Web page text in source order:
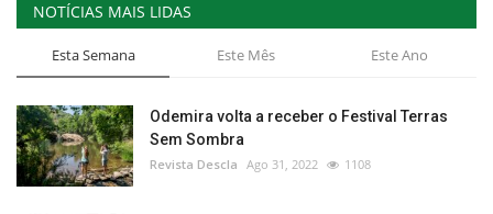
NOTÍCIAS MAIS LIDAS
Esta Semana Este Mês Este Ano
Odemira volta a receber o Festival Terras
Sem Sombra
Revista Descla Ago 31, 2022 1108